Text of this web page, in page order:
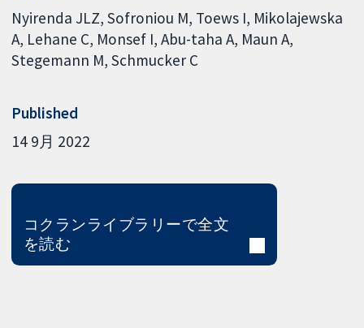
Nyirenda JLZ Sofroniou M Toews I Mikolajewska
A Lehane C Monsef I Abu-taha A Maun A
Stegemann M Schmucker C
Published
14 9月 2022
コクランライブラリーで全文
を読む